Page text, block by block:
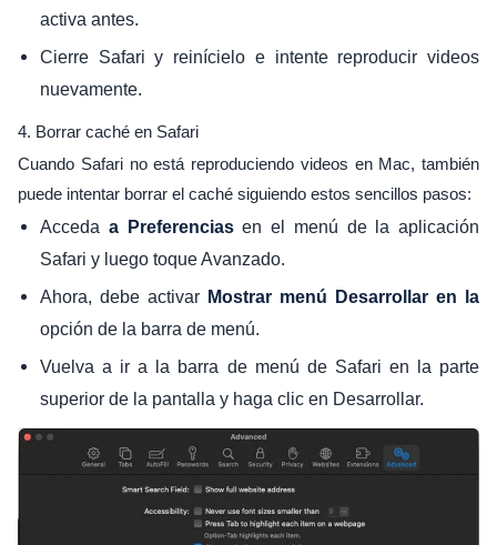
activa antes.
Cierre Safari y reinícielo e intente reproducir videos
nuevamente.
4. Borrar caché en Safari
Cuando Safari no está reproduciendo videos en Mac, también
puede intentar borrar el caché siguiendo estos sencillos pasos:
Acceda a Preferenciasen el menú de la aplicación
Safari y luego toque Avanzado.
Ahora, debe activar Mostrar menú Desarrollar en la
opción de la barra de menú.
Vuelva a ir a la barra de menú de Safari en la parte
superior de la pantalla y haga clic en Desarrollar.